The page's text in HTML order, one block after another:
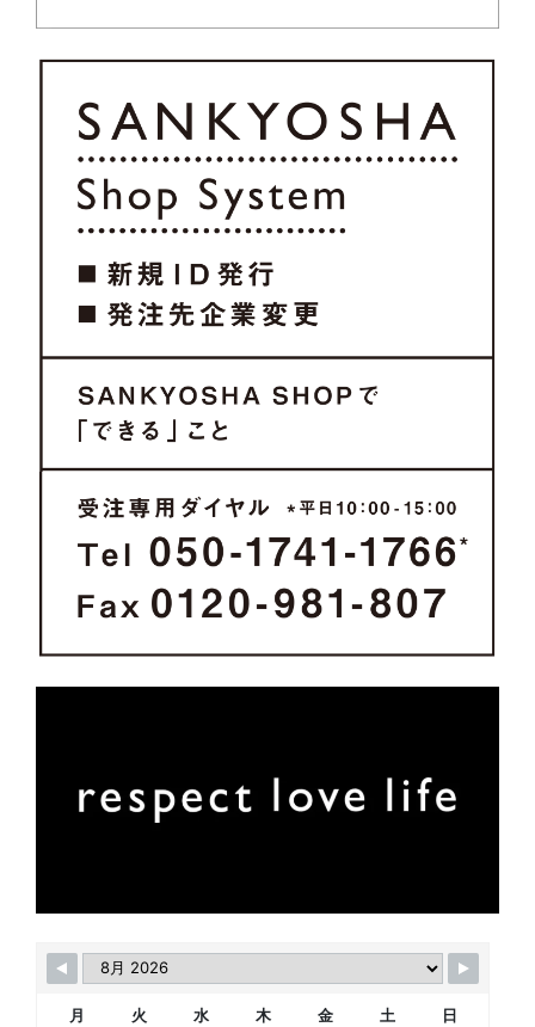
月 火 水 木 金 土 日